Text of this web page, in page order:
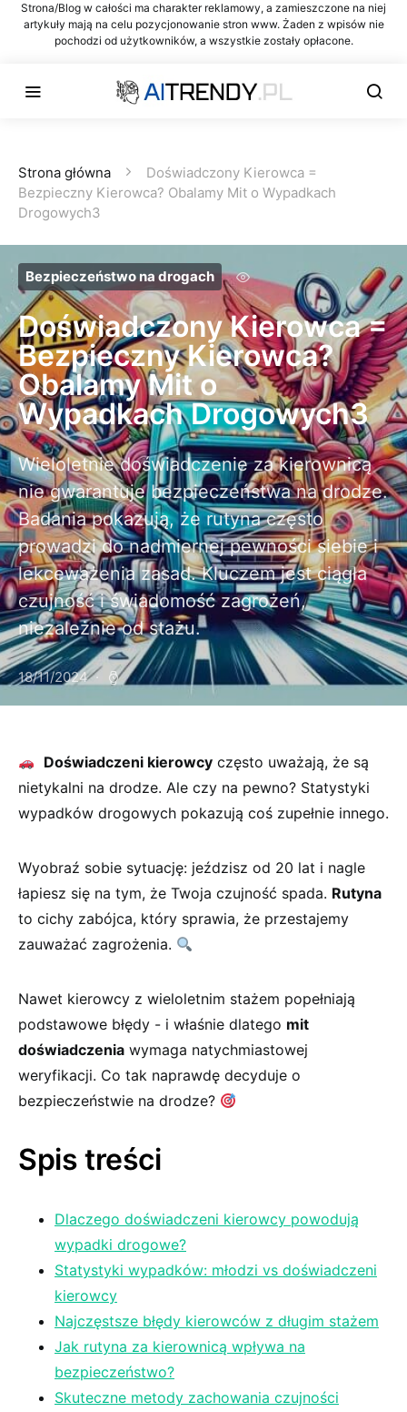
Strona/Blog w całości ma charakter reklamowy, a zamieszczone na niej
artykuły mają na celu pozycjonowanie stron www. Żaden z wpisów nie
pochodzi od użytkowników, a wszystkie zostały opłacone.
Strona główna
Doświadczony Kierowca =
Bezpieczny Kierowca? Obalamy Mit o Wypadkach
Drogowych3
Bezpieczeństwo na drogach
Doświadczony Kierowca =
Bezpieczny Kierowca?
Obalamy Mit o
Wypadkach Drogowych3
Wieloletnie doświadczenie za kierownicą
nie gwarantuje bezpieczeństwa na drodze.
Badania pokazują, że rutyna często
prowadzi do nadmiernej pewności siebie i
lekceważenia zasad. Kluczem jest ciągła
czujność i świadomość zagrożeń,
niezależnie od stażu.
18/11/2024
Doświadczeni kierowcy często uważają, że są
nietykalni na​ drodze. Ale ‍czy na​ pewno? Statystyki
wypadków drogowych pokazują coś zupełnie ⁢innego.‍
Wyobraź sobie⁤ sytuację: jeździsz od 20 lat i nagle
łapiesz się na tym, że Twoja czujność spada. Rutyna
to ⁢cichy zabójca, który sprawia, że przestajemy⁢
zauważać zagrożenia.
Nawet kierowcy ⁢z wieloletnim​ stażem popełniają
podstawowe błędy ​- i właśnie ‍dlatego mit
doświadczenia wymaga natychmiastowej
‌weryfikacji. Co tak ‍naprawdę decyduje o
bezpieczeństwie na ⁢drodze?
Spis treści
Dlaczego doświadczeni kierowcy powodują
wypadki drogowe?
Statystyki wypadków: ⁣młodzi vs doświadczeni
kierowcy
Najczęstsze‌ błędy kierowców ‍z długim stażem
Jak rutyna za kierownicą wpływa​ na
bezpieczeństwo?
Skuteczne metody⁤ zachowania czujności